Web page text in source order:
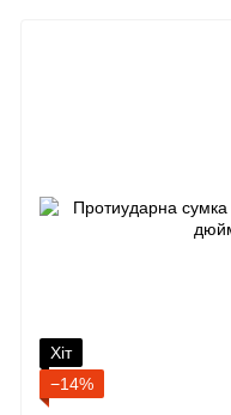
Хіт
−14%